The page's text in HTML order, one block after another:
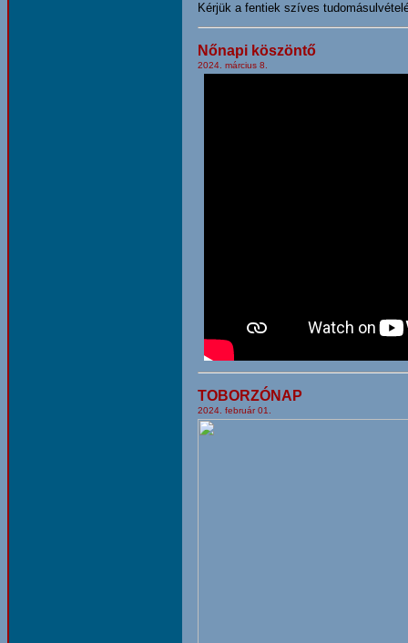
Kérjük a fentiek szíves
Nőnapi köszöntő
2024. március 8.
TOBORZÓNAP
2024. február 01.